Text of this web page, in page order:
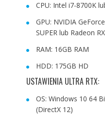
CPU: Intel i7-8700K
GPU: NVIDIA
SUPER lub Radeon
RAM: 16GB RAM
HDD: 175GB HD
USTAWIENIA ULTRA RTX:
OS: Windows 10 64
(DirectX 12)